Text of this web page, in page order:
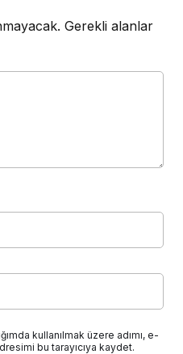
Gerekli alanlar
kullanılmak üzere adımı, e-
bu tarayıcıya kaydet.